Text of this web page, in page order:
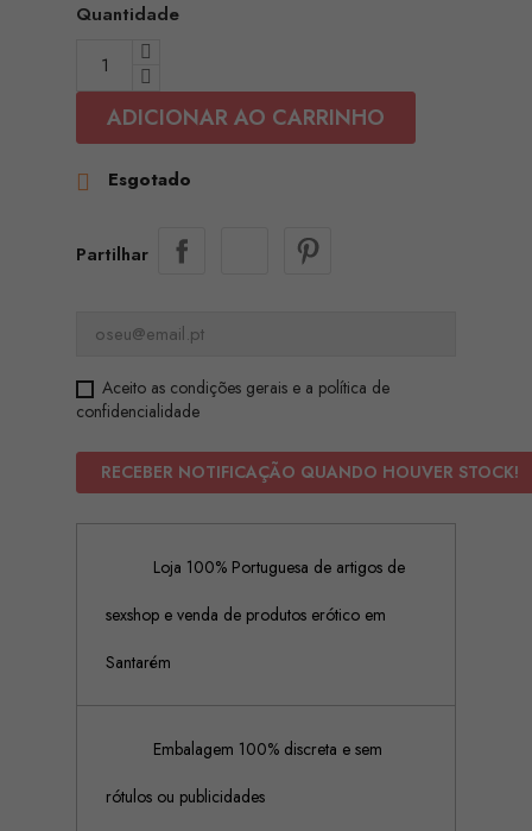
Quantidade
ADICIONAR AO CARRINHO
 Esgotado
Partilhar
Aceito as condições gerais e a política de
confidencialidade
RECEBER NOTIFICAÇÃO QUANDO HOUVER STOCK!
Loja 100% Portuguesa de artigos de
sexshop e venda de produtos erótico em
Santarém
Embalagem 100% discreta e sem
rótulos ou publicidades